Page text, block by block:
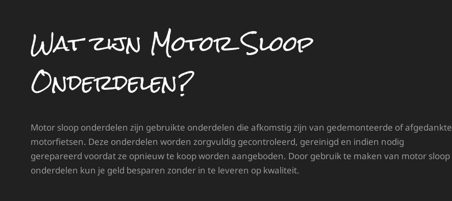
Wat zijn Motor Sloop
Onderdelen?
Motor sloop onderdelen zijn gebruikte onderdelen die afkomstig zijn van gedemonteerde of afgedankte
motorfietsen. Deze onderdelen worden zorgvuldig gecontroleerd, gereinigd en indien nodig
gerepareerd voordat ze opnieuw te koop worden aangeboden. Door gebruik te maken van motor sloop
onderdelen kun je geld besparen zonder in te leveren op kwaliteit.